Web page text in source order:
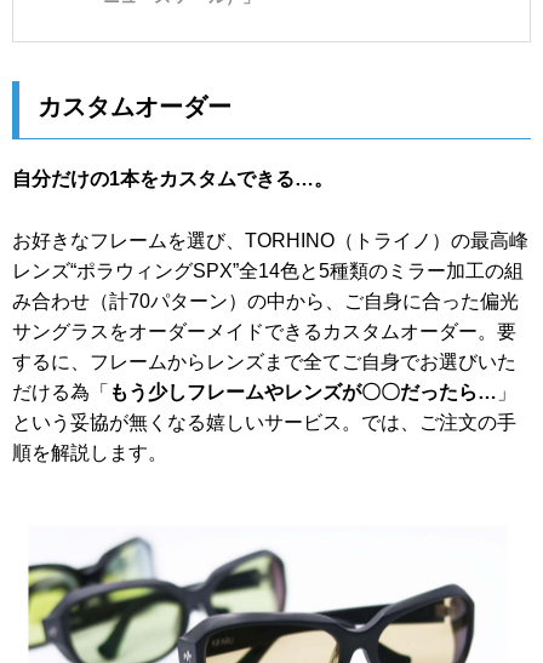
カスタムオーダー
自分だけの1本をカスタムできる…。
お好きなフレームを選び、TORHINO（トライノ）の最高峰
レンズ“ポラウィングSPX”全14色と5種類のミラー加工の組
み合わせ（計70パターン）の中から、ご自身に合った偏光
サングラスをオーダーメイドできるカスタムオーダー。要
するに、フレームからレンズまで全てご自身でお選びいた
だける為「 もう少しフレームやレンズが〇〇だったら… 」
という妥協が無くなる嬉しいサービス。では、ご注文の手
順を解説します。